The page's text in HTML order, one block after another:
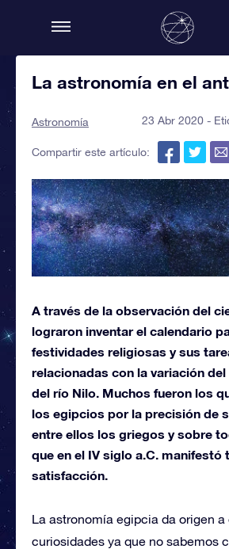
La astronomía en el
Astronomía 23 Abr 2020 -
Compartir este artículo:
A través de la observación del
lograron inventar el calendario
festividades religiosas y sus
relacionadas con la variación del
del río Nilo. Muchos fueron los
los egipcios por la precisión de
entre ellos los griegos y sobre
que en el IV siglo a.C. manifestó
satisfacción.
La astronomía egipcia da origen a
curiosidades ya que no sabemos